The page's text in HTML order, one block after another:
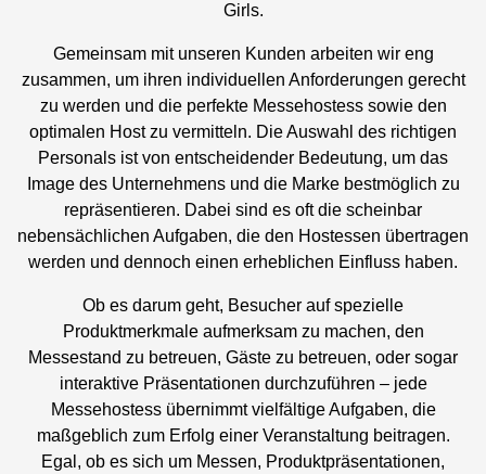
Girls.
Gemeinsam mit unseren Kunden arbeiten wir eng
zusammen, um ihren individuellen Anforderungen gerecht
zu werden und die perfekte Messehostess sowie den
optimalen Host zu vermitteln. Die Auswahl des richtigen
Personals ist von entscheidender Bedeutung, um das
Image des Unternehmens und die Marke bestmöglich zu
repräsentieren. Dabei sind es oft die scheinbar
nebensächlichen Aufgaben, die den Hostessen übertragen
werden und dennoch einen erheblichen Einfluss haben.
Ob es darum geht, Besucher auf spezielle
Produktmerkmale aufmerksam zu machen, den
Messestand zu betreuen, Gäste zu betreuen, oder sogar
interaktive Präsentationen durchzuführen – jede
Messehostess übernimmt vielfältige Aufgaben, die
maßgeblich zum Erfolg einer Veranstaltung beitragen.
Egal, ob es sich um Messen, Produktpräsentationen,